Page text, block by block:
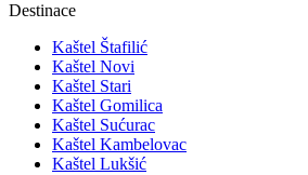
Destinace
Kaštel Štafilić
Kaštel Novi
Kaštel Stari
Kaštel Gomilica
Kaštel Sućurac
Kaštel Kambelovac
Kaštel Lukšić